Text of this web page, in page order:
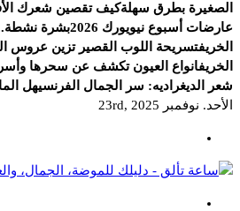
الصغيرة بطرق سهلةكيف تقصين شعرك
عارضات أسبوع نيويورك 2026
بشرة نشطة..
الخريفتسريحة اللوب القصير تزين عروس
الخريفانواع العيون تكشف عن سحرها
شعر الديغراديه: سر الجمال الفرنسيهل
الأحد. نوفمبر 23rd, 2025
دليلك للموضة، الجمال، والعناية بالبشرة